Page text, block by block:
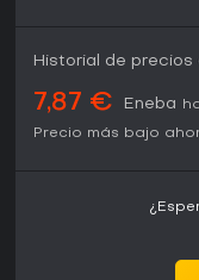
Historial de precios
7,87 € Eneba
Precio más bajo